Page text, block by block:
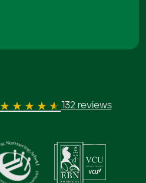
132 reviews